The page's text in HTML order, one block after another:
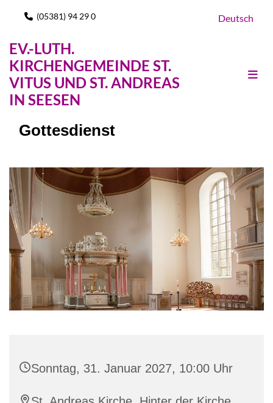
 (05381) 94 29 0 Deutsch
EV.-LUTH.
KIRCHENGEMEINDE ST.
VITUS UND ST. ANDREAS
IN SEESEN
Gottesdienst
Sonntag, 31. Januar 2027, 10:00 Uhr